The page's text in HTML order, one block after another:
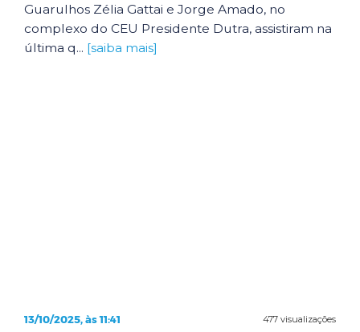
Guarulhos Zélia Gattai e Jorge Amado, no
complexo do CEU Presidente Dutra, assistiram na
última q... [saiba mais]
477 visualizações
13/10/2025, às 11:41